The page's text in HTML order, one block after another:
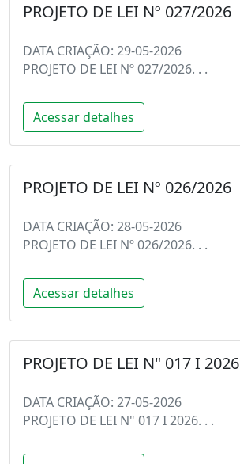
PROJETO DE LEI Nº 027/2026
DATA CRIAÇÃO: 29-05-2026
PROJETO DE LEI Nº 027/2026. . .
Acessar detalhes
PROJETO DE LEI Nº 026/2026
DATA CRIAÇÃO: 28-05-2026
PROJETO DE LEI Nº 026/2026. . .
Acessar detalhes
PROJETO DE LEI N" 017 I 2026
DATA CRIAÇÃO: 27-05-2026
PROJETO DE LEI N" 017 I 2026. . .